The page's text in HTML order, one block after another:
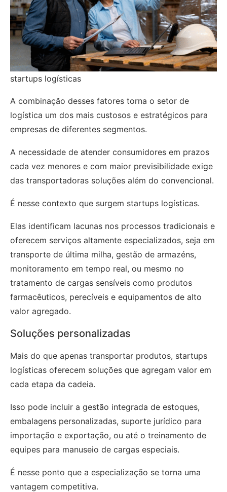
startups logísticas
A combinação desses fatores torna o setor de
logística um dos mais custosos e estratégicos para
empresas de diferentes segmentos.
A necessidade de atender consumidores em prazos
cada vez menores e com maior previsibilidade exige
das transportadoras soluções além do convencional.
É nesse contexto que surgem startups logísticas.
Elas identificam lacunas nos processos tradicionais e
oferecem serviços altamente especializados, seja em
transporte de última milha, gestão de armazéns,
monitoramento em tempo real, ou mesmo no
tratamento de cargas sensíveis como produtos
farmacêuticos, perecíveis e equipamentos de alto
valor agregado.
Soluções personalizadas
Mais do que apenas transportar produtos, startups
logísticas oferecem soluções que agregam valor em
cada etapa da cadeia.
Isso pode incluir a gestão integrada de estoques,
embalagens personalizadas, suporte jurídico para
importação e exportação, ou até o treinamento de
equipes para manuseio de cargas especiais.
É nesse ponto que a especialização se torna uma
vantagem competitiva.